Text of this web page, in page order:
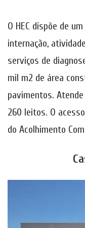
O HEC dispõe de
internação,
serviços de
mil m2 de área
pavimentos.
260 leitos. O
do Acolhimento